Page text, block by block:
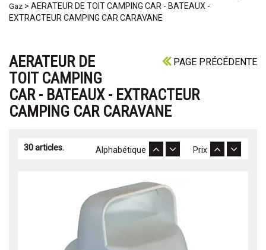
Gaz > AERATEUR DE TOIT CAMPING CAR - BATEAUX -
EXTRACTEUR CAMPING CAR CARAVANE
PAGE PRÉCÉDENTE
AERATEUR DE
TOIT CAMPING
CAR - BATEAUX - EXTRACTEUR
CAMPING CAR CARAVANE
30 articles. Prix
Alphabétique